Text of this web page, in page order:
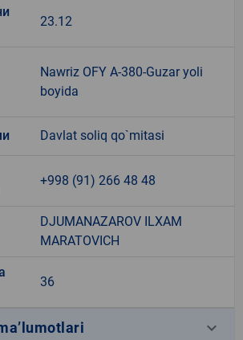
23.12
Nawriz OFY A-380-Guzar yoli
boyida
Davlat soliq qo`mitasi
+998 (91) 266 48 48
DJUMANAZAROV ILXAM
MARATOVICH
36
keyboard_arrow_down